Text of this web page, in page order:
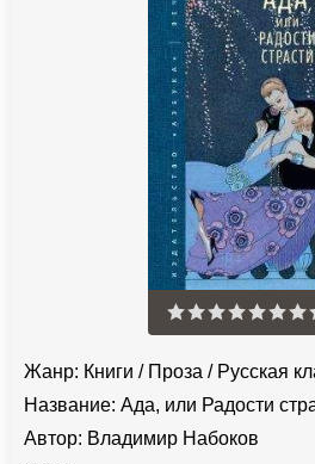
Жанр: Книги / Проза / Русская
Название: Ада, или Радости
Автор: Владимир Набоков